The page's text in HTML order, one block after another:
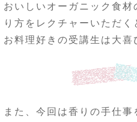
おいしいオーガニック食
り方をレクチャーいただく
お料理好きの受講生は大喜
また、今回は香りの手仕事